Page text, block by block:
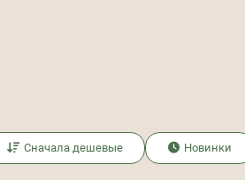
Сначала дешевые Новинки